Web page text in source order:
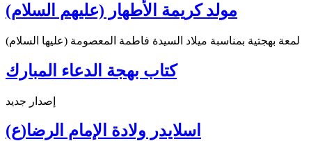
مولد كريمة الأطهار (عليهم السلام)
لمعة بهجتية بمناسبة ميلاد السيدة فاطمة المعصومة (عليها السلام)
كتاب بهجة الدعاء المبارك
إصدار جديد
اسلايدر ولادة الإمام الرضا(ع)